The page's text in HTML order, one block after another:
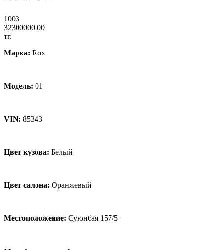
1003
32300000,00
тг.
Марка: Rox
Модель: 01
VIN: 85343
Цвет кузова: Белый
Цвет салона: Оранжевый
Местоположение: Суюнбая 157/5